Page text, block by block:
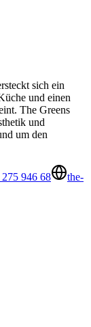
sich ein
und einen
The Greens
und
um den
946 68
the-